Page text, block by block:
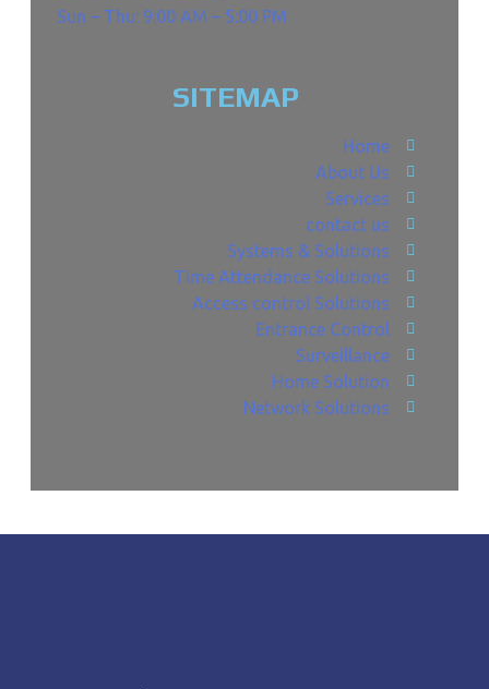
Sun – Thu: 9:00 AM – 5:00 PM
SITEMAP
Home
About Us
Services
contact us
Systems & Solutions
Time Attendance Solutions
Access control Solutions
Entrance Control
Surveillance
Home Solution
Network Solutions